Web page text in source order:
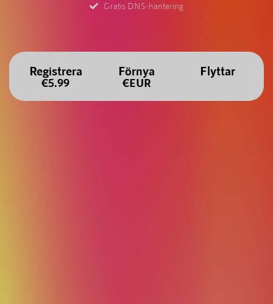
Gratis DNS-hantering
Registrera
€5.99
Förnya
€EUR
Flyttar